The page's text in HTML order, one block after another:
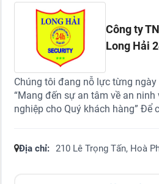
Công ty
Long Hải
Chúng tôi đang nỗ lực từng
“Mang đến sự an tâm về an ninh
nghiệp cho Quý khách hàng” Để
Địa chỉ: 210 Lê Trọng Tấn, Hoà